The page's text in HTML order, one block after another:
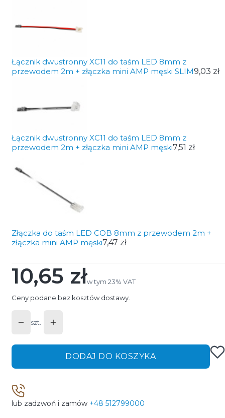
Łącznik dwustronny XC11 do taśm LED 8mm z
przewodem 2m + złączka mini AMP męski SLIM9,03 zł
Łącznik dwustronny XC11 do taśm LED 8mm z
przewodem 2m + złączka mini AMP męski7,51 zł
Złączka do taśm LED COB 8mm z przewodem 2m +
złączka mini AMP męski7,47 zł
Cena
10,65 złw tym 23% VAT
w tym 23% VAT
Ceny podane bez kosztów dostawy.
szt.
DODAJ DO KOSZYKA
lub zadzwoń i zamów +48 512799000